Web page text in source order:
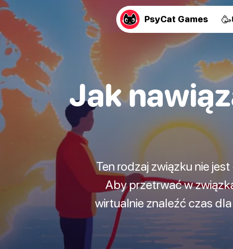
PsyCat Games 🥳
Jak
Ten rodzaj związku nie
Aby przetrwać w
wirtualnie znaleźć czas